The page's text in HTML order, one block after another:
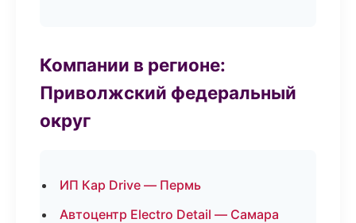
Компании в регионе:
Приволжский федеральный
округ
ИП Кар Drive — Пермь
Автоцентр Electro Detail — Самара